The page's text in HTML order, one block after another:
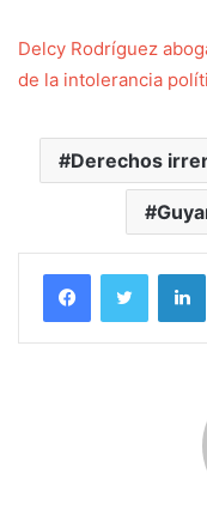
Delcy Rodríguez
de la intolerancia
Derechos
FacebookTwitter